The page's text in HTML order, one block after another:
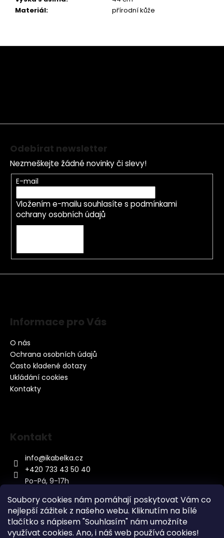
Soubory cookies nám pomáhají poskytovat Vám co
nejlepší zážitek z našeho webu. Kliknutím na bílé
tlačítko s nápisem "Souhlasím" nám umožníte
využívat cookies. Ano, i náš web používá cookies!
Materiál: přírodní kůže
Z
Odebírat newsletter
Nezmeškejte žádné novinky či slevy!
E-mail
Vložením e-mailu souhlasíte s podmínkami
ochrany osobních údajů
Informace pro Vás
O nás
Ochrana osobních údajů
Často kladené dotazy
Ukládání cookies
Kontakty
Kontakt
info@ikabelka.cz
+420 733 43 50 40
Po-Pá, 9-17h